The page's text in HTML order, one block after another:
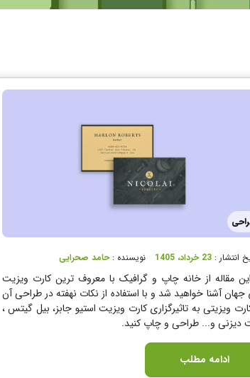
انتشار : 23 خرداد، 1405 نویسنده :حامد صحرایی
مقاله از خانه چاپ و گرافیک با معروف ترین کارت ویزیت
آشنا خواهید شد و با استفاده از نکات نهفته در طراحی آن
ویزیتی به تاثیرگزاری کارت ویزیت استیو جابز، بیل گیتس ،
دیزنی و... طراحی و چاپ کنید.
ادامه مطلب